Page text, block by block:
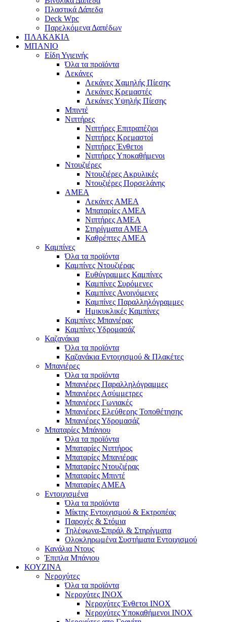
Πλαστικά Δάπεδα
Deck Wpc
Παρελκόμενα Δαπέδων
ΠΛΑΚΑΚΙΑ
ΜΠΑΝΙΟ
Είδη Υγιεινής
Όλα τα προϊόντα
Λεκάνες
Λεκάνες Χαμηλής Πίεσης
Λεκάνες Κρεμαστές
Λεκάνες Υψηλής Πίεσης
Μπιντέ
Νιπτήρες
Νιπτήρες Επιτραπέζιοι
Νιπτήρες Κρεμαστοί
Νιπτήρες Ένθετοι
Νιπτήρες Υποκαθήμενοι
Ντουζιέρες
Ντουζιέρες Ακρυλικές
Ντουζιέρες Πορσελάνης
ΑΜΕΑ
Λεκάνες ΑΜΕΑ
Μπαταρίες ΑΜΕΑ
Νιπτήρες ΑΜΕΑ
Στηρίγματα ΑΜΕΑ
Καθρέπτες ΑΜΕΑ
Καμπίνες
Όλα τα προϊόντα
Καμπίνες Ντουζιέρας
Ευθύγραμμες Καμπίνες
Καμπίνες Συρόμενες
Καμπίνες Ανοιγόμενες
Καμπίνες Παραλληλόγραμμες
Ημικυκλικές Καμπίνες
Καμπίνες Μπανιέρας
Καμπίνες Υδρομασάζ
Καζανάκια
Όλα τα προϊόντα
Καζανάκια Εντοιχισμού & Πλακέτες
Μπανιέρες
Όλα τα προϊόντα
Μπανιέρες Παραλληλόγραμμες
Μπανιέρες Ασύμμετρες
Μπανιέρες Γωνιακές
Μπανιέρες Ελεύθερης Τοποθέτησης
Μπανιέρες Υδρομασάζ
Μπαταρίες Μπάνιου
Όλα τα προϊόντα
Μπαταρίες Νιπτήρος
Μπαταρίες Μπανιέρας
Μπαταρίες Ντουζιέρας
Μπαταρίες Μπιντέ
Μπαταρίες ΑΜΕΑ
Εντοιχισμένα
Όλα τα προϊόντα
Μίκτης Εντοιχισμού & Εκτροπέας
Παροχές & Στόμια
Τηλέφωνα-Σπιράλ & Στηρίγματα
Ολοκληρωμένα Συστήματα Εντοιχισμού
Κανάλια Ντους
Έπιπλα Μπάνιου
ΚΟΥΖΙΝΑ
Νεροχύτες
Όλα τα προϊόντα
Νεροχύτες ΙΝΟΧ
Νεροχύτες Ένθετοι INOX
Νεροχύτες Υποκαθήμενοι INOX